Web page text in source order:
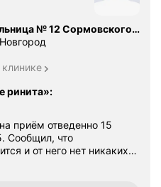
Городская клиническая больница № 12 Сормовского района г. Нижнего Новгорода, поликлиника № 1
2,67 км
ринита»:
приём отведенно 15
Сообщил, что
и от него нет никаких…